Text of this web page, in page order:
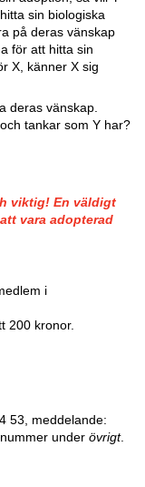
sin biologiska
på deras vänskap
för att hitta sin
X, känner X sig
deras vänskap.
tankar som Y har?
viktig! En väldigt
vara adopterad
i
200 kronor.
53, meddelande:
under övrigt.